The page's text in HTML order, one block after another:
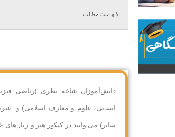
فهرست مطالب
دانش‌آموزان شاخه نظری (ریاضی
انسانی، علوم و معارف اسلامی) و
سایر) می‌توانند در کنکور هنر و زبان‌های